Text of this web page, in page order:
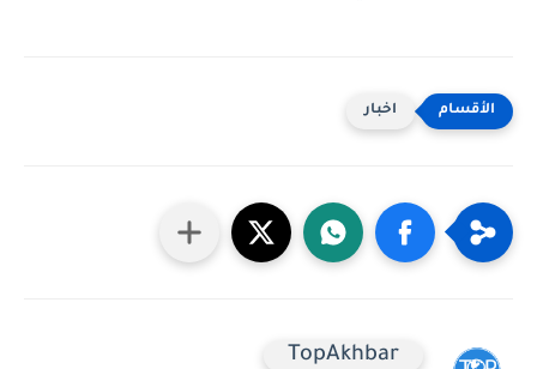
اخبار
TopAkhbar